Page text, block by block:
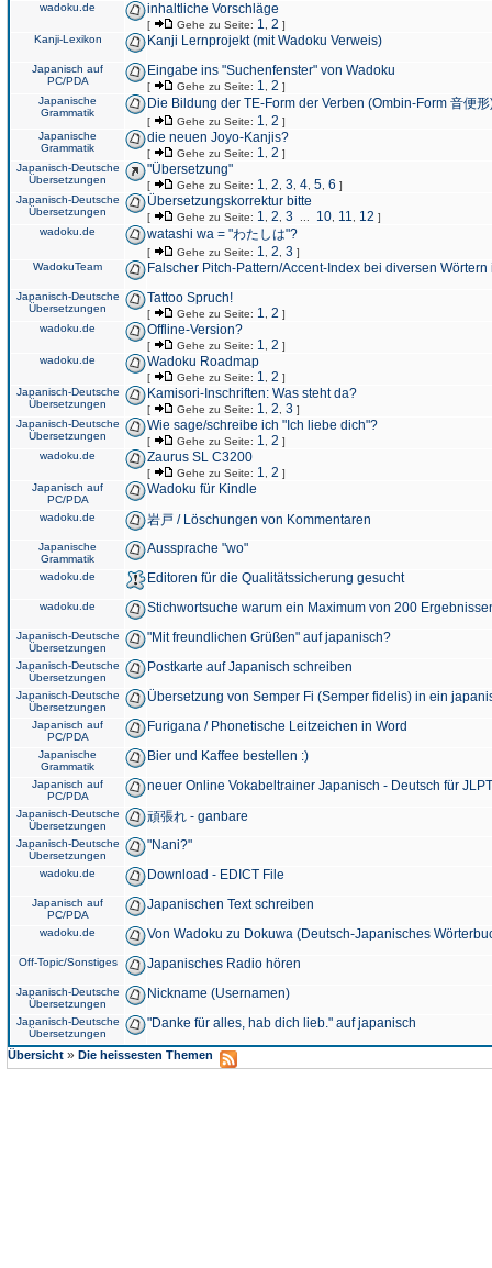
wadoku.de inhaltliche Vorschläge
[ Gehe zu Seite: 1 2 ]
Kanji-Lexikon
Kanji Lernprojekt (mit Wadoku Verweis)
Japanisch auf
PC/PDA
Eingabe ins "Suchenfenster" von Wadoku
[ Gehe zu Seite: 1 2 ]
Japanische
Grammatik
Die Bildung der TE-Form der Verben (Ombin-Form 音便形
[ Gehe zu Seite: 1 2 ]
Japanische
Grammatik
die neuen Joyo-Kanjis?
[ Gehe zu Seite: 1 2 ]
Japanisch-Deutsche
Übersetzungen
"Übersetzung"
[ Gehe zu Seite: 1 2 3 4 5 6 ]
Japanisch-Deutsche
Übersetzungen
Übersetzungskorrektur bitte
[ Gehe zu Seite: 1 2 3 10 11 12 ]
wadoku.de
watashi wa = "わたしは"?
[ Gehe zu Seite: 1 2 3 ]
WadokuTeam
Falscher Pitch-Pattern/Accent-Index bei diversen
Japanisch-Deutsche
Übersetzungen
Tattoo Spruch!
[ Gehe zu Seite: 1 2 ]
wadoku.de
Offline-Version?
[ Gehe zu Seite: 1 2 ]
wadoku.de
Wadoku Roadmap
[ Gehe zu Seite: 1 2 ]
Japanisch-Deutsche
Übersetzungen
Kamisori-Inschriften: Was steht da?
[ Gehe zu Seite: 1 2 3 ]
Japanisch-Deutsche
Übersetzungen
Wie sage/schreibe ich "Ich liebe dich"?
[ Gehe zu Seite: 1 2 ]
wadoku.de
Zaurus SL C3200
[ Gehe zu Seite: 1 2 ]
Japanisch auf
PC/PDA
Wadoku für Kindle
wadoku.de 岩戸 / Löschungen von Kommentaren
Japanische
Grammatik
Aussprache "wo"
wadoku.de Editoren für die Qualitätssicherung gesucht
wadoku.de Stichwortsuche warum ein Maximum von 200
Japanisch-Deutsche
Übersetzungen
"Mit freundlichen Grüßen" auf japanisch?
Japanisch-Deutsche
Übersetzungen
Postkarte auf Japanisch schreiben
Japanisch-Deutsche
Übersetzungen
Übersetzung von Semper Fi (Semper fidelis) in ein
Japanisch auf
PC/PDA
Furigana / Phonetische Leitzeichen in Word
Japanische
Grammatik
Bier und Kaffee bestellen :)
Japanisch auf
PC/PDA
neuer Online Vokabeltrainer Japanisch - Deutsch für
Japanisch-Deutsche
Übersetzungen
頑張れ - ganbare
Japanisch-Deutsche
Übersetzungen
"Nani?"
wadoku.de Download - EDICT File
Japanisch auf
PC/PDA
Japanischen Text schreiben
wadoku.de Von Wadoku zu Dokuwa (Deutsch-Japanisches
Off-Topic/Sonstiges Japanisches Radio hören
Japanisch-Deutsche
Übersetzungen
Nickname (Usernamen)
Japanisch-Deutsche
Übersetzungen
"Danke für alles, hab dich lieb." auf japanisch
Übersicht » Die heissesten Themen